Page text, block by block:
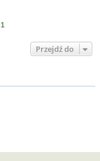
1
Przejdź do